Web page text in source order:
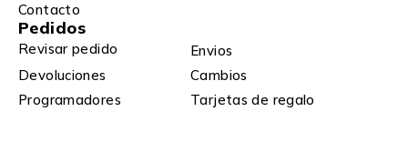
Contacto
Pedidos
Revisar pedido
Envios
Devoluciones
Cambios
Programadores
Tarjetas de regalo